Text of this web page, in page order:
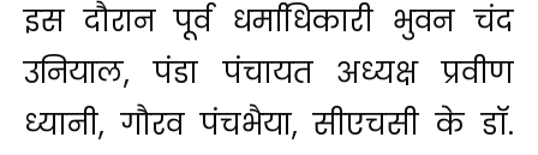
इस दौरान पूर्व धर्माधिकारी भुवन चंद
उनियाल, पंडा पंचायत अध्यक्ष प्रवीण
ध्यानी, गौरव पंचभैया, सीएचसी के डॉ.